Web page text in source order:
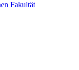
Fakultät